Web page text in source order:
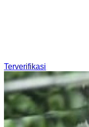
Terverifikasi